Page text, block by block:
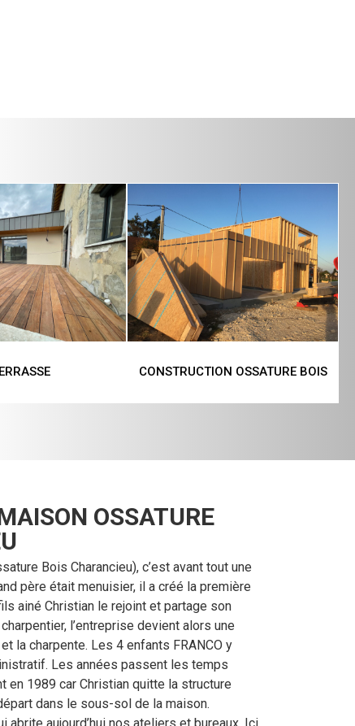
CONSTRUCTION OSSATURE BOIS
OSSATURE
Bois Charancieu), c’est avant tout une
père était menuisier, il a créé la première
ainé Christian le rejoint et partage son
l’entreprise devient alors une
la charpente. Les 4 enfants FRANCO y
Les années passent les temps
en 1989 car Christian quitte la structure
dans le sous-sol de la maison.